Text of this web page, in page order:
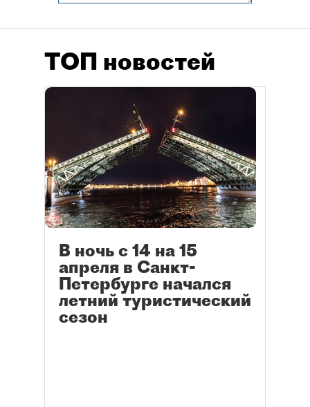
ТОП новостей
В ночь с 14 на 15
апреля в Санкт-
Петербурге начался
летний туристический
сезон